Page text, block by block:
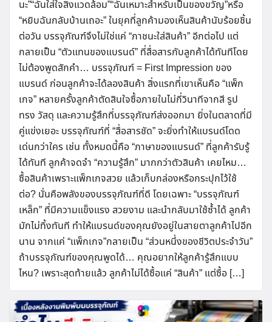
นะ”“ฉันใส่ใจสิ่งแวดล้อม”“ฉันเหมาะสำหรับเป็นของขวัญ”หรือ
“หยิบฉันกลับบ้านเถอะ” ในยุคที่ลูกค้ามองเห็นสินค้านับร้อยชิ้น
ต่อวัน บรรจุภัณฑ์จึงไม่ใช่แค่ “ภาชนะใส่สินค้า” อีกต่อไป แต่
กลายเป็น “ตัวแทนของแบรนด์” ที่สื่อสารกับลูกค้าได้ทันทีโดย
ไม่ต้องพูดสักคำ… บรรจุภัณฑ์ = First Impression ของ
แบรนด์ ก่อนลูกค้าจะได้ลองสินค้า สิ่งแรกที่เขาเห็นคือ “แพ็ก
เกจ” หลายครั้งลูกค้าตัดสินใจซื้อภายในไม่กี่วินาทีจากสี รูป
ทรง วัสดุ และความรู้สึกที่บรรจุภัณฑ์ส่งออกมา ยิ่งในตลาดที่มี
คู่แข่งเยอะ บรรจุภัณฑ์ที่ “สื่อสารชัด” จะยิ่งทำให้แบรนด์โดด
เด่นกว่าใคร เช่น ทั้งหมดนี้คือ “ภาษาของแบรนด์” ที่ลูกค้ารับรู้
ได้ทันที ลูกค้าจดจำ “ความรู้สึก” มากกว่าตัวสินค้า เคยไหม…
ซื้อสินค้าเพราะแพ็กเกจสวย แล้วเก็บกล่องหรือกระปุกไว้ใช้
ต่อ? นั่นคือพลังของบรรจุภัณฑ์ที่ดี โดยเฉพาะ “บรรจุภัณฑ์
เหล็ก” ที่มีความแข็งแรง สวยงาม และนำกลับมาใช้ซ้ำได้ ลูกค้า
มักไม่ทิ้งทันที ทำให้แบรนด์ของคุณยังอยู่ในสายตาลูกค้าไปอีก
นาน จากแค่ “แพ็กเกจ”กลายเป็น “ส่วนหนึ่งของชีวิตประจำวัน”
ถ้าบรรจุภัณฑ์ของคุณพูดได้… คุณอยากให้ลูกค้ารู้สึกแบบ
ไหน? เพราะสุดท้ายแล้ว ลูกค้าไม่ได้ซื้อแค่ “สินค้า” แต่ซื้อ […]